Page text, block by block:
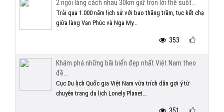
2 ngôi làng cách nhau 30km giữ trọn lời thề suốt...
Trải qua 1.000 năm lịch sử với bao thăng trầm, tục kết chạ
giữa làng Vạn Phúc và Nga My...
353
Khám phá những bãi biển đẹp nhất Việt Nam theo
đề...
Cục Du lịch Quốc gia Việt Nam vừa trích dẫn gợi ý từ
chuyên trang du lịch Lonely Planet...